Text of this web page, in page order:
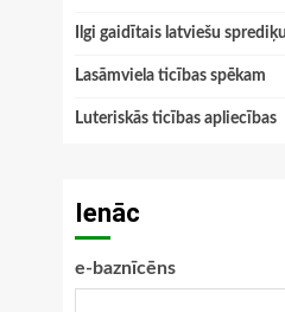
Ilgi gaidītais latviešu
Lasāmviela ticības spēkam
Luteriskās ticības apliecības
Ienāc
e-baznīcēns